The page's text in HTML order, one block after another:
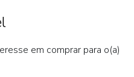
em comprar para o(a)